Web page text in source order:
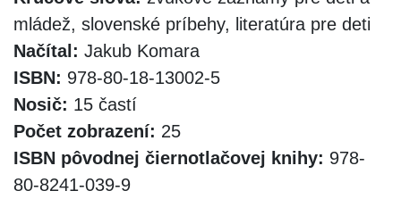
mládež, slovenské príbehy, literatúra pre deti
Načítal: Jakub Komara
ISBN: 978-80-18-13002-5
Nosič: 15 častí
Počet zobrazení: 25
ISBN pôvodnej čiernotlačovej knihy: 978-
80-8241-039-9